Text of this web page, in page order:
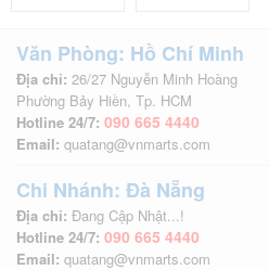
Văn Phòng: Hồ Chí Minh
Địa chỉ: 26/27 Nguyễn Minh Hoàng
Phường Bảy Hiền, Tp. HCM
Hotline 24/7: 090 665 4440
Email: quatang@vnmarts.com
Chi Nhánh: Đà Nẵng
Địa chỉ: Đang Cập Nhật...!
Hotline 24/7: 090 665 4440
Email: quatang@vnmarts.com